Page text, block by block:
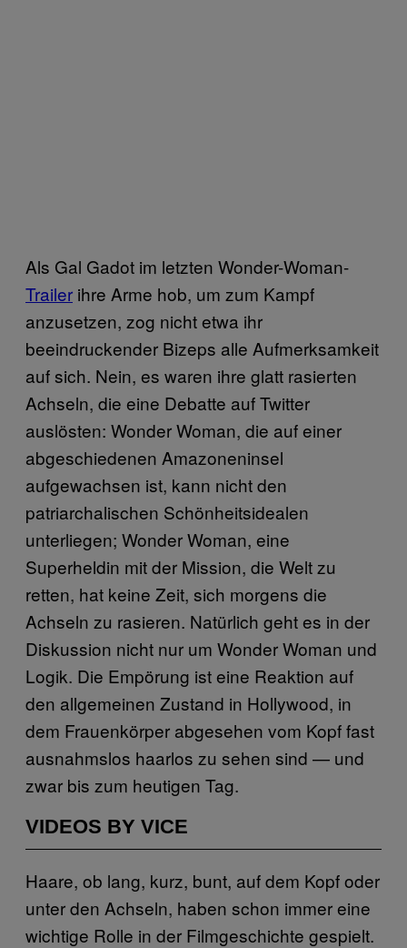
Als Gal Gadot im letzten Wonder-Woman-
Trailer ihre Arme hob, um zum Kampf
anzusetzen, zog nicht etwa ihr
beeindruckender Bizeps alle Aufmerksamkeit
auf sich. Nein, es waren ihre glatt rasierten
Achseln, die eine Debatte auf Twitter
auslösten: Wonder Woman, die auf einer
abgeschiedenen Amazoneninsel
aufgewachsen ist, kann nicht den
patriarchalischen Schönheitsidealen
unterliegen; Wonder Woman, eine
Superheldin mit der Mission, die Welt zu
retten, hat keine Zeit, sich morgens die
Achseln zu rasieren. Natürlich geht es in der
Diskussion nicht nur um Wonder Woman und
Logik. Die Empörung ist eine Reaktion auf
den allgemeinen Zustand in Hollywood, in
dem Frauenkörper abgesehen vom Kopf fast
ausnahmslos haarlos zu sehen sind — und
zwar bis zum heutigen Tag.
VIDEOS BY VICE
Haare, ob lang, kurz, bunt, auf dem Kopf oder
unter den Achseln, haben schon immer eine
wichtige Rolle in der Filmgeschichte gespielt.